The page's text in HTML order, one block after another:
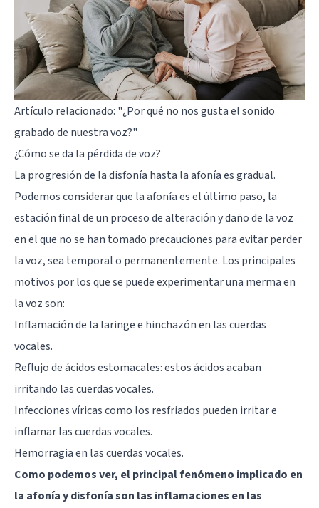
Artículo relacionado: "¿Por qué no nos gusta el sonido
grabado de nuestra voz?"
¿Cómo se da la pérdida de voz?
La progresión de la disfonía hasta la afonía es gradual.
Podemos considerar que la afonía es el último paso, la
estación final de un proceso de alteración y daño de la voz
en el que no se han tomado precauciones para evitar perder
la voz, sea temporal o permanentemente. Los principales
motivos por los que se puede experimentar una merma en
la voz son:
Inflamación de la laringe e hinchazón en las cuerdas
vocales.
Reflujo de ácidos estomacales: estos ácidos acaban
irritando las cuerdas vocales.
Infecciones víricas como los resfriados pueden irritar e
inflamar las cuerdas vocales.
Hemorragia en las cuerdas vocales.
Como podemos ver, el principal fenómeno implicado en
la afonía y disfonía son las inflamaciones en las